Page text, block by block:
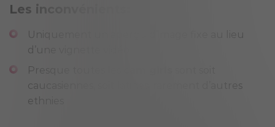
Les inconvénients:
Uniquement un aperçu d’image fixe au lieu
d’une vignette vidéo
Presque toutes les
caucasiennes, soit latines, rarement d’autres
ethnies